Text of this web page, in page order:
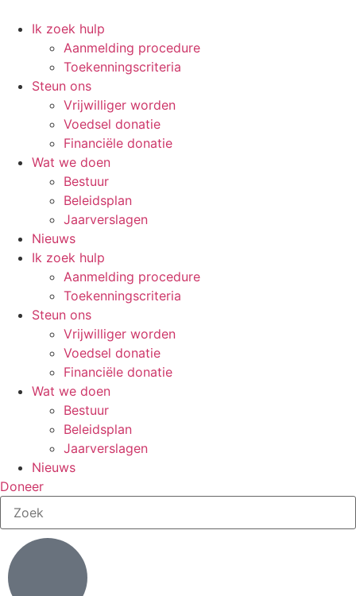
Ik zoek hulp
Aanmelding procedure
Toekenningscriteria
Steun ons
Vrijwilliger worden
Voedsel donatie
Financiële donatie
Wat we doen
Bestuur
Beleidsplan
Jaarverslagen
Nieuws
Ik zoek hulp
Aanmelding procedure
Toekenningscriteria
Steun ons
Vrijwilliger worden
Voedsel donatie
Financiële donatie
Wat we doen
Bestuur
Beleidsplan
Jaarverslagen
Nieuws
Doneer